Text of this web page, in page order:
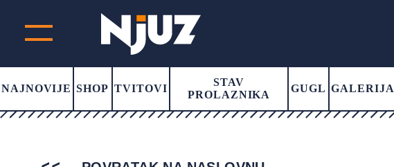
NAJNOVIJE SHOP TVITOVI
STAV
PROLAZNIKA
GUGL GALERIJA